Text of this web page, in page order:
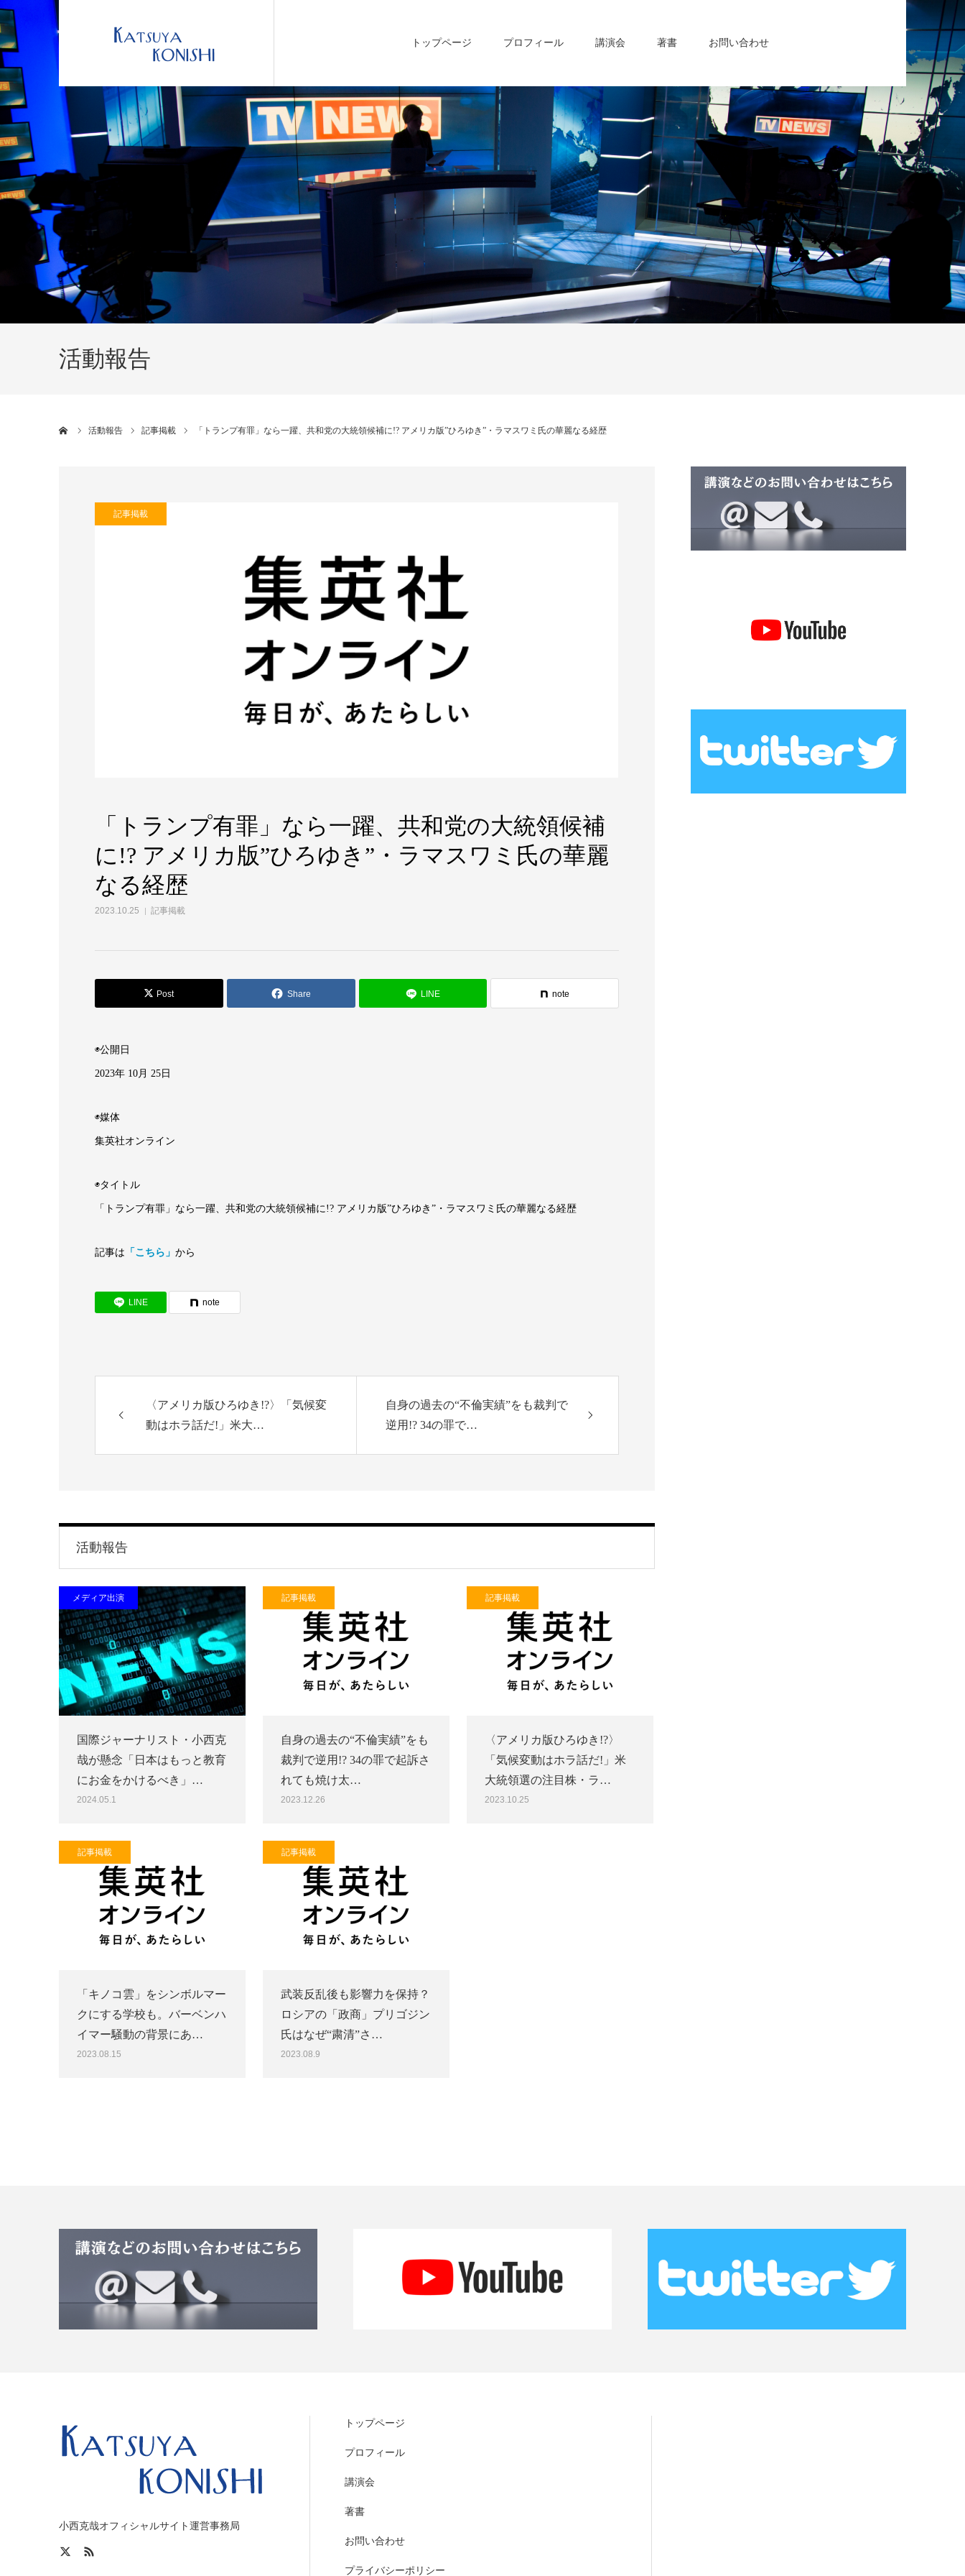
トップページ プロフィール 講演会 著書 お問い合わせ
活動報告
活動報告 記事掲載 「トランプ有罪」なら一躍、共和党の大統領候補に!? アメリカ版”ひろゆき”・ラマスワミ氏の華麗なる経歴
記事掲載
「トランプ有罪」なら一躍、共和党の大統領候補
に!? アメリカ版”ひろゆき”・ラマスワミ氏の華麗
なる経歴
2023.10.25 記事掲載
Post Share LINE note
◉公開日
2023年 10月 25日
◉媒体
集英社オンライン
◉タイトル
「トランプ有罪」なら一躍、共和党の大統領候補に!? アメリカ版”ひろゆき”・ラマスワミ氏の華麗なる経歴
記事は 「こちら」 から
LINE note
〈アメリカ版ひろゆき!?〉「気候変
動はホラ話だ!」米大…
自身の過去の“不倫実績”をも裁判で
逆用!? 34の罪で…
活動報告
メディア出演
国際ジャーナリスト・小西克
哉が懸念「日本はもっと教育
にお金をかけるべき」…
2024.05.1
記事掲載
自身の過去の“不倫実績”をも
裁判で逆用!? 34の罪で起訴さ
れても焼け太…
2023.12.26
記事掲載
〈アメリカ版ひろゆき!?〉
「気候変動はホラ話だ!」米
大統領選の注目株・ラ…
2023.10.25
記事掲載
「キノコ雲」をシンボルマー
クにする学校も。バーベンハ
イマー騒動の背景にあ…
2023.08.15
記事掲載
武装反乱後も影響力を保持？
ロシアの「政商」プリゴジン
氏はなぜ“粛清”さ…
2023.08.9
小西克哉オフィシャルサイト運営事務局
トップページ
プロフィール
講演会
著書
お問い合わせ
プライバシーポリシー